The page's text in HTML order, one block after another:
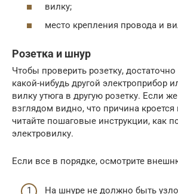
вилку;
место крепления провода и
Розетка и шнур
Чтобы проверить розетку,
какой-нибудь другой электроприбор
вилку утюга в другую розетку. Если
взглядом видно, что причина кроется
читайте пошаговые инструкции, как
электровилку.
Если все в порядке, осмотрите
На шнуре не должно быть